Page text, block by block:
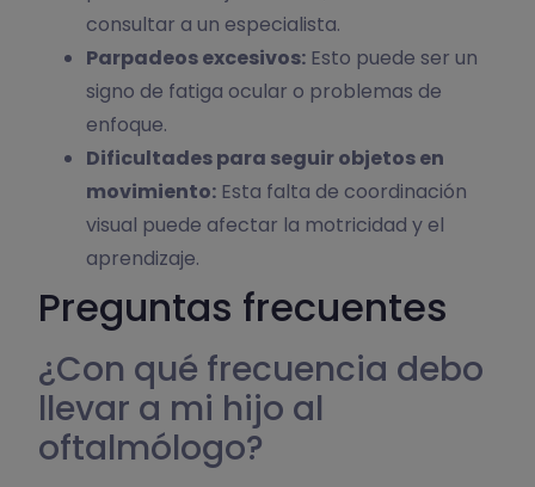
consultar a un especialista.
Parpadeos excesivos: Esto puede ser un
signo de fatiga ocular o problemas de
enfoque.
Dificultades para seguir objetos en
movimiento: Esta falta de coordinación
visual puede afectar la motricidad y el
aprendizaje.
Preguntas frecuentes
¿Con qué frecuencia debo
llevar a mi hijo al
oftalmólogo?